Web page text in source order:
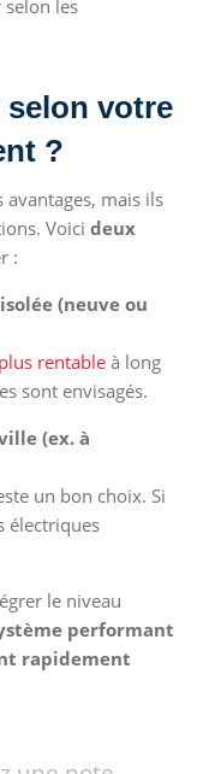
selon les
selon votre
?
avantages, mais ils
Voicideux
:
(neuve ou
rentableà long
sont envisagés.
(ex. à
un bon choix. Si
électriques
le niveau
performant
rapidement